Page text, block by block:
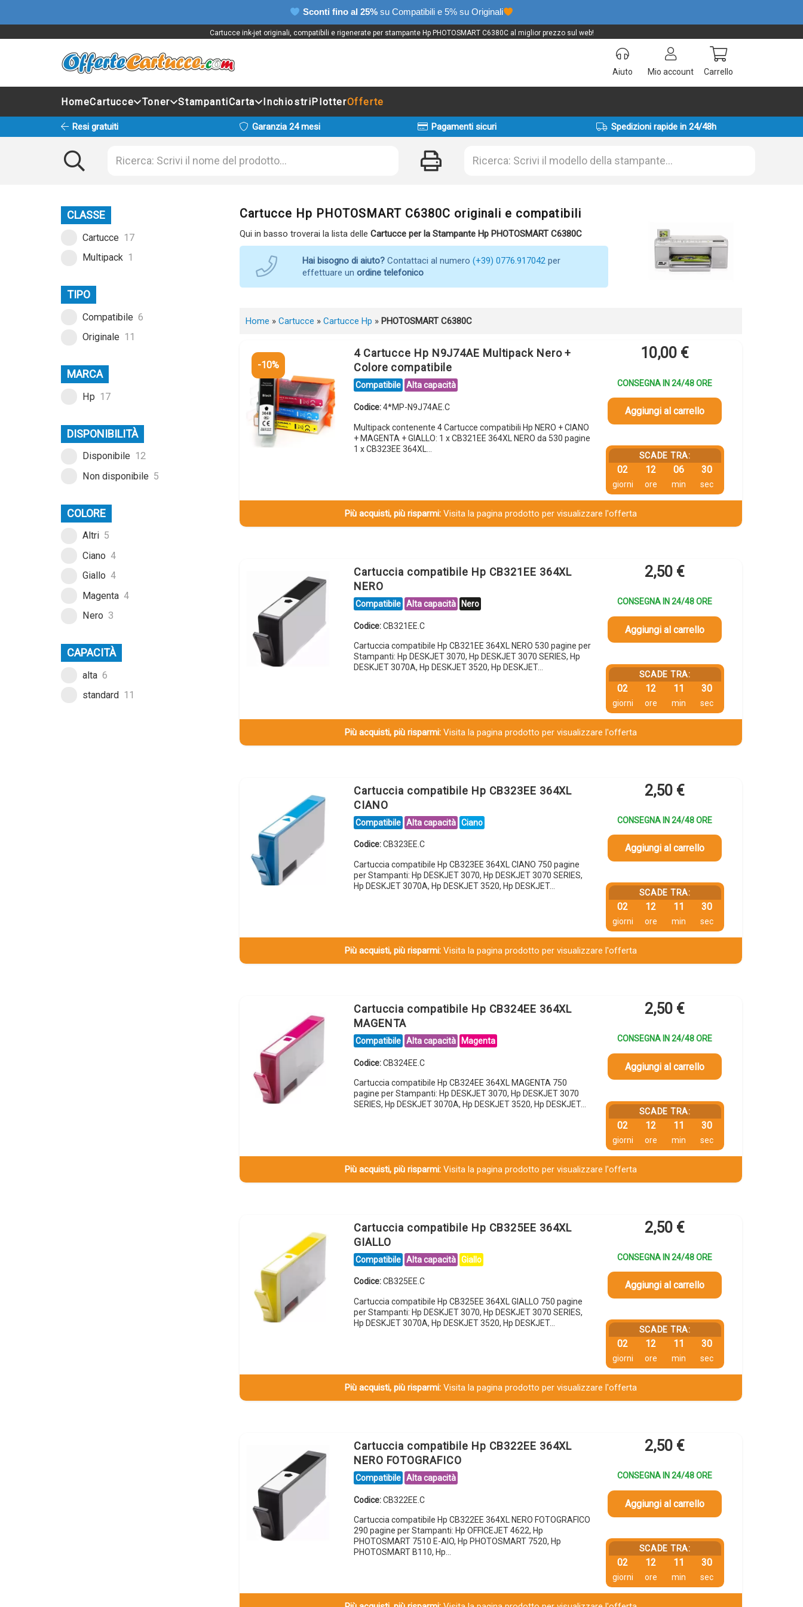
Sconti fino al 25% su Compatibili e 5% su Originali
Cartucce ink-jet originali, compatibili e rigenerate per stampante Hp PHOTOSMART C6380C al miglior prezzo sul web!
Aiuto Mio account Carrello
HomeCartucce Toner StampantiCarta InchiostriPlotterOfferte
Resi gratuiti Garanzia 24 mesi Pagamenti sicuri Spedizioni rapide in 24/48h
CLASSE
Cartucce 17
Multipack 1
TIPO
Compatibile 6
Originale 11
MARCA
Hp 17
DISPONIBILITÀ
Disponibile 12
Non disponibile 5
COLORE
Altri 5
Ciano 4
Giallo 4
Magenta 4
Nero 3
CAPACITÀ
alta 6
standard 11
Cartucce Hp PHOTOSMART C6380C originali e compatibili
Qui in basso troverai la lista delle Cartucce per la Stampante Hp PHOTOSMART C6380C
Hai bisogno di aiuto?Contattaci al numero (+39) 0776.917042per
effettuare un ordine telefonico
Home » Cartucce » Cartucce Hp » PHOTOSMART C6380C
-10%
4 Cartucce Hp N9J74AE Multipack Nero +
Colore compatibile
Compatibile Alta capacità
Codice:4*MP-N9J74AE.C
Multipack contenente 4 Cartucce compatibili Hp NERO + CIANO
+ MAGENTA + GIALLO: 1 x CB321EE 364XL NERO da 530 pagine
1 x CB323EE 364XL…
10,00 €
CONSEGNA IN 24/48 ORE
Aggiungi al carrello
SCADE TRA:
02
giorni
12
ore
06
min
29
sec
Più acquisti, più risparmi:Visita la pagina prodotto per visualizzare l'offerta
Cartuccia compatibile Hp CB321EE 364XL
NERO
Compatibile Alta capacità Nero
Codice:CB321EE.C
Cartuccia compatibile Hp CB321EE 364XL NERO 530 pagine per
Stampanti: Hp DESKJET 3070, Hp DESKJET 3070 SERIES, Hp
DESKJET 3070A, Hp DESKJET 3520, Hp DESKJET…
2,50 €
CONSEGNA IN 24/48 ORE
Aggiungi al carrello
SCADE TRA:
02
giorni
12
ore
11
min
29
sec
Più acquisti, più risparmi:Visita la pagina prodotto per visualizzare l'offerta
Cartuccia compatibile Hp CB323EE 364XL
CIANO
Compatibile Alta capacità Ciano
Codice:CB323EE.C
Cartuccia compatibile Hp CB323EE 364XL CIANO 750 pagine
per Stampanti: Hp DESKJET 3070, Hp DESKJET 3070 SERIES,
Hp DESKJET 3070A, Hp DESKJET 3520, Hp DESKJET…
2,50 €
CONSEGNA IN 24/48 ORE
Aggiungi al carrello
SCADE TRA:
02
giorni
12
ore
11
min
29
sec
Più acquisti, più risparmi:Visita la pagina prodotto per visualizzare l'offerta
Cartuccia compatibile Hp CB324EE 364XL
MAGENTA
Compatibile Alta capacità Magenta
Codice:CB324EE.C
Cartuccia compatibile Hp CB324EE 364XL MAGENTA 750
pagine per Stampanti: Hp DESKJET 3070, Hp DESKJET 3070
SERIES, Hp DESKJET 3070A, Hp DESKJET 3520, Hp DESKJET…
2,50 €
CONSEGNA IN 24/48 ORE
Aggiungi al carrello
SCADE TRA:
02
giorni
12
ore
11
min
29
sec
Più acquisti, più risparmi:Visita la pagina prodotto per visualizzare l'offerta
Cartuccia compatibile Hp CB325EE 364XL
GIALLO
Compatibile Alta capacità Giallo
Codice:CB325EE.C
Cartuccia compatibile Hp CB325EE 364XL GIALLO 750 pagine
per Stampanti: Hp DESKJET 3070, Hp DESKJET 3070 SERIES,
Hp DESKJET 3070A, Hp DESKJET 3520, Hp DESKJET…
2,50 €
CONSEGNA IN 24/48 ORE
Aggiungi al carrello
SCADE TRA:
02
giorni
12
ore
11
min
29
sec
Più acquisti, più risparmi:Visita la pagina prodotto per visualizzare l'offerta
Cartuccia compatibile Hp CB322EE 364XL
NERO FOTOGRAFICO
Compatibile Alta capacità
Codice:CB322EE.C
Cartuccia compatibile Hp CB322EE 364XL NERO FOTOGRAFICO
290 pagine per Stampanti: Hp OFFICEJET 4622, Hp
PHOTOSMART 7510 E-AIO, Hp PHOTOSMART 7520, Hp
PHOTOSMART B110, Hp…
2,50 €
CONSEGNA IN 24/48 ORE
Aggiungi al carrello
SCADE TRA:
02
giorni
12
ore
11
min
29
sec